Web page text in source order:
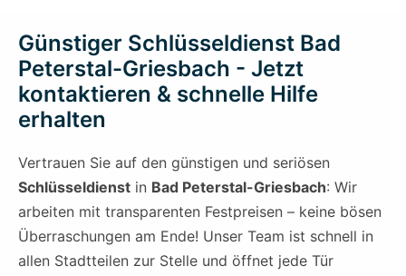
Günstiger Schlüsseldienst Bad
Peterstal-Griesbach - Jetzt
kontaktieren & schnelle Hilfe
erhalten
Vertrauen Sie auf den günstigen und seriösen
Schlüsseldienst in Bad Peterstal-Griesbach: Wir
arbeiten mit transparenten Festpreisen – keine bösen
Überraschungen am Ende! Unser Team ist schnell in
allen Stadtteilen zur Stelle und öffnet jede Tür